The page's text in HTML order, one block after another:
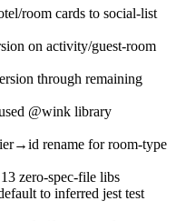
room cards to social-list
on activity/guest-room
through remaining
@wink library
rename for room-type
zero-spec-file libs
to inferred jest test